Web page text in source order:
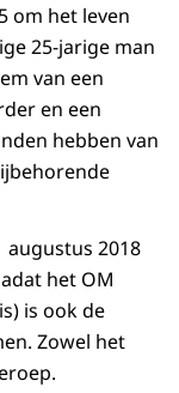
om het leven
25-jarige man
van een
en een
hebben van
augustus 2018
het OM
is ook de
Zowel het